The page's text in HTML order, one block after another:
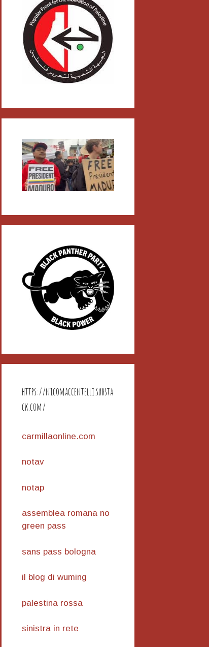
https://nicomaccentelli.substa
ck.com/
carmillaonline.com
notav
notap
assemblea romana no
green pass
sans pass bologna
il blog di wuming
palestina rossa
sinistra in rete